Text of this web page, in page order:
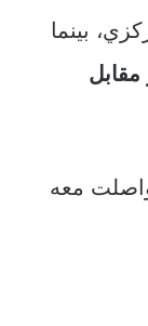
بينما
معه